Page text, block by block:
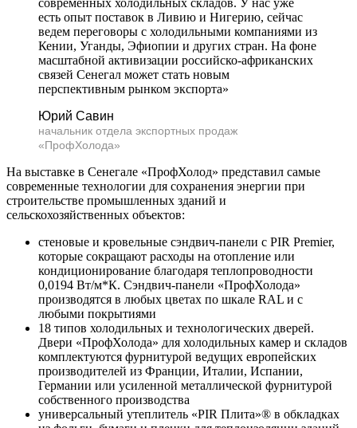
современных холодильных складов. У нас уже
есть опыт поставок в Ливию и Нигерию, сейчас
ведем переговоры с холодильными компаниями из
Кении, Уганды, Эфиопии и других стран. На фоне
масштабной активизации российско-африканских
связей Сенегал может стать новым
перспективным рынком экспорта»
Юрий Савин
начальник отдела экспортных продаж
«ПрофХолода»
На выставке в Сенегале «ПрофХолод» представил самые
современные технологии для сохранения энергии при
строительстве промышленных зданий и
сельскохозяйственных объектов:
стеновые и кровельные сэндвич-панели с PIR Premier,
которые сокращают расходы на отопление или
кондиционирование благодаря теплопроводности
0,0194 Вт/м*К. Сэндвич-панели «ПрофХолода»
производятся в любых цветах по шкале RAL и с
любыми покрытиями
18 типов холодильных и технологических дверей.
Двери «ПрофХолода» для холодильных камер и складов
комплектуются фурнитурой ведущих европейских
производителей из Франции, Италии, Испании,
Германии или усиленной металлической фурнитурой
собственного производства
универсальный утеплитель «PIR Плита»® в обкладках